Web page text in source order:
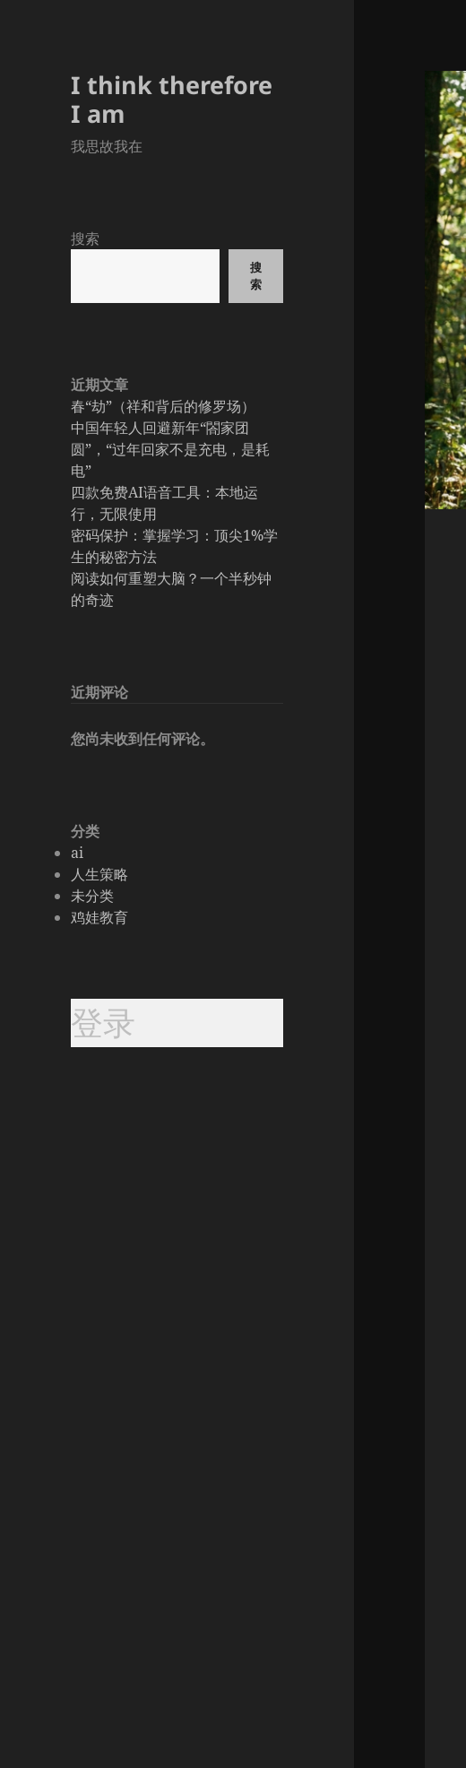
I think therefore
I am
我思故我在
搜索
搜
索
近期文章
春“劫”（祥和背后的修罗场）
中国年轻人回避新年“閤家团
圆”，“过年回家不是充电，是耗
电”
四款免费AI语音工具：本地运
行，无限使用
密码保护：掌握学习：顶尖1%学
生的秘密方法
阅读如何重塑大脑？一个半秒钟
的奇迹
近期评论
您尚未收到任何评论。
分类
ai
人生策略
未分类
鸡娃教育
登录